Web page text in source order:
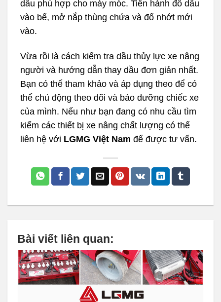
dầu phù hợp cho máy móc. Tiến hành đổ dầu
vào bể, mở nắp thùng chứa và đổ nhớt mới
vào.
Vừa rồi là cách kiểm tra dầu thủy lực xe nâng
người và hướng dẫn thay dầu đơn giản nhất.
Bạn có thể tham khảo và áp dụng theo để có
thể chủ động theo dõi và bảo dưỡng chiếc xe
của mình. Nếu như bạn đang có nhu cầu tìm
kiếm các thiết bị xe nâng chất lượng có thể
liên hệ với LGMG Việt Nam để được tư vấn.
Bài viết liên quan: